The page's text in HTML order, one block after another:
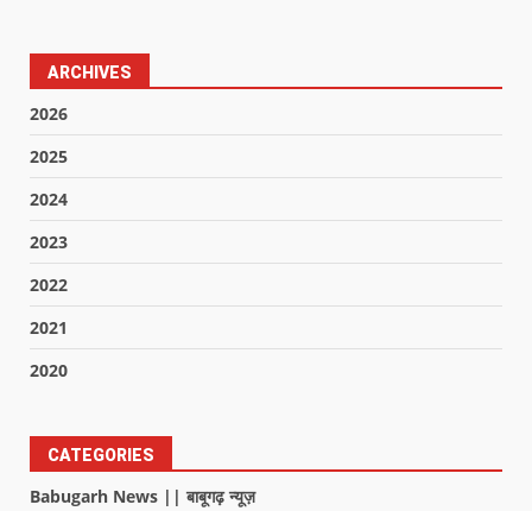
ARCHIVES
2026
2025
2024
2023
2022
2021
2020
CATEGORIES
Babugarh News || बाबूगढ़ न्यूज़